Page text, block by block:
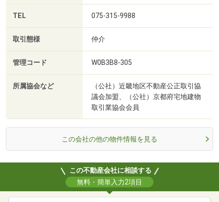
TEL 075-315-9988
取引態様 仲介
管理コード W0B3B8-305
所属協会など
（公社）近畿地区不動産公正取引協
議会加盟、（公社）京都府宅地建物
取引業協会会員
この会社の他の物件情報を見る
この不動産会社に相談する
無料・簡単入力2項目